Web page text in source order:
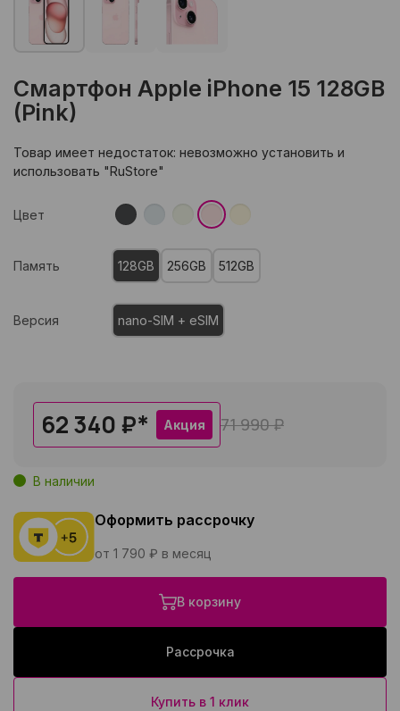
Смартфон Apple iPhone 15 128GB
(Pink)
Товар имеет недостаток: невозможно установить и
использовать "RuStore"
Цвет
Память 128GB 256GB 512GB
Версия nano-SIM + eSIM
62 340 ₽* Акция 71 990 ₽
В наличии
Оформить рассрочку
от 1 790 ₽ в месяц
В корзину
Рассрочка
Купить в 1 клик